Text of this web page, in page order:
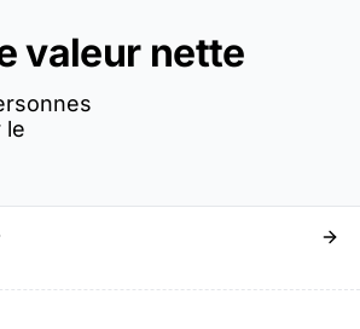
valeur nette
le